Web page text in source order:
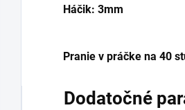
Háčik: 3mm
Pranie v práčke na 40
Dodatočné